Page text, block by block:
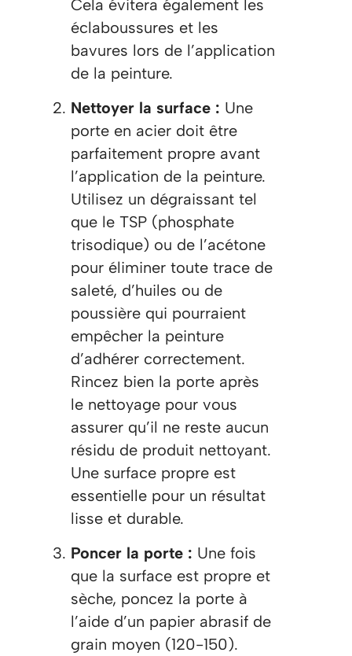
Cela évitera également les
éclaboussures et les
bavures lors de l’application
de la peinture.
Nettoyer la surface : Une
porte en acier doit être
parfaitement propre avant
l’application de la peinture.
Utilisez un dégraissant tel
que le TSP (phosphate
trisodique) ou de l’acétone
pour éliminer toute trace de
saleté, d’huiles ou de
poussière qui pourraient
empêcher la peinture
d’adhérer correctement.
Rincez bien la porte après
le nettoyage pour vous
assurer qu’il ne reste aucun
résidu de produit nettoyant.
Une surface propre est
essentielle pour un résultat
lisse et durable.
Poncer la porte : Une fois
que la surface est propre et
sèche, poncez la porte à
l’aide d’un papier abrasif de
grain moyen (120-150).